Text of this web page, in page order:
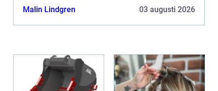
en gasspis erbjuder, kan behovet av service inte
Malin Lindgren 03 augusti 2026